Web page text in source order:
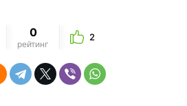
0
рейтинг
2